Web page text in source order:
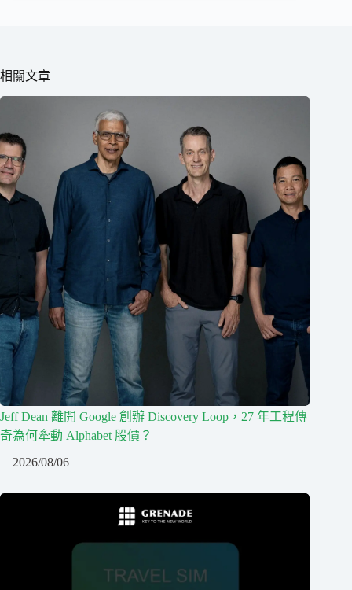
相關文章
Jeff Dean 離開 Google 創辦 Discovery Loop，27 年工程傳
奇為何牽動 Alphabet 股價？
2026/08/06